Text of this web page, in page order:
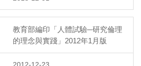
教育部編印「人體試驗─研究倫理
的理念與實踐」2012年1月版